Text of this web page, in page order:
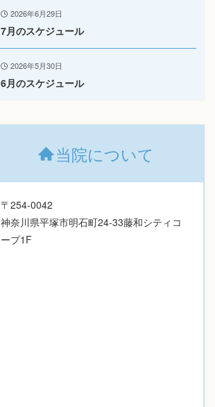
2026年6月29日
7月のスケジュール
2026年5月30日
6月のスケジュール
当院について
〒254-0042
神奈川県平塚市明石町24-33藤和シティコ
ープ1F